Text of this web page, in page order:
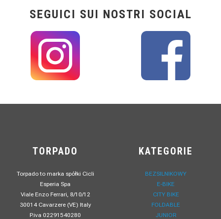
SEGUICI SUI NOSTRI SOCIAL
TORPADO
Torpado to marka spółki Cicli
Esperia Spa
Viale Enzo Ferrari, 8/10/12
30014 Cavarzere (VE) Italy
P.iva 02291540280
KATEGORIE
BEZSILNIKOWY
E-BIKE
CITY BIKE
FOLDABLE
JUNIOR